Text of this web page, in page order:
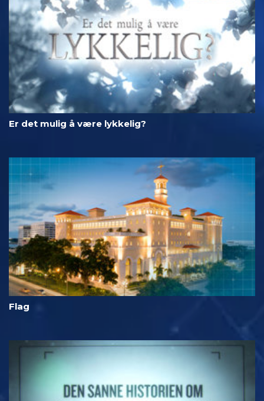
Er det mulig å være lykkelig?
Flag